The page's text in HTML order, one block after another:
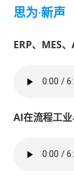
思为·新声
ERP、MES
AI在流程工